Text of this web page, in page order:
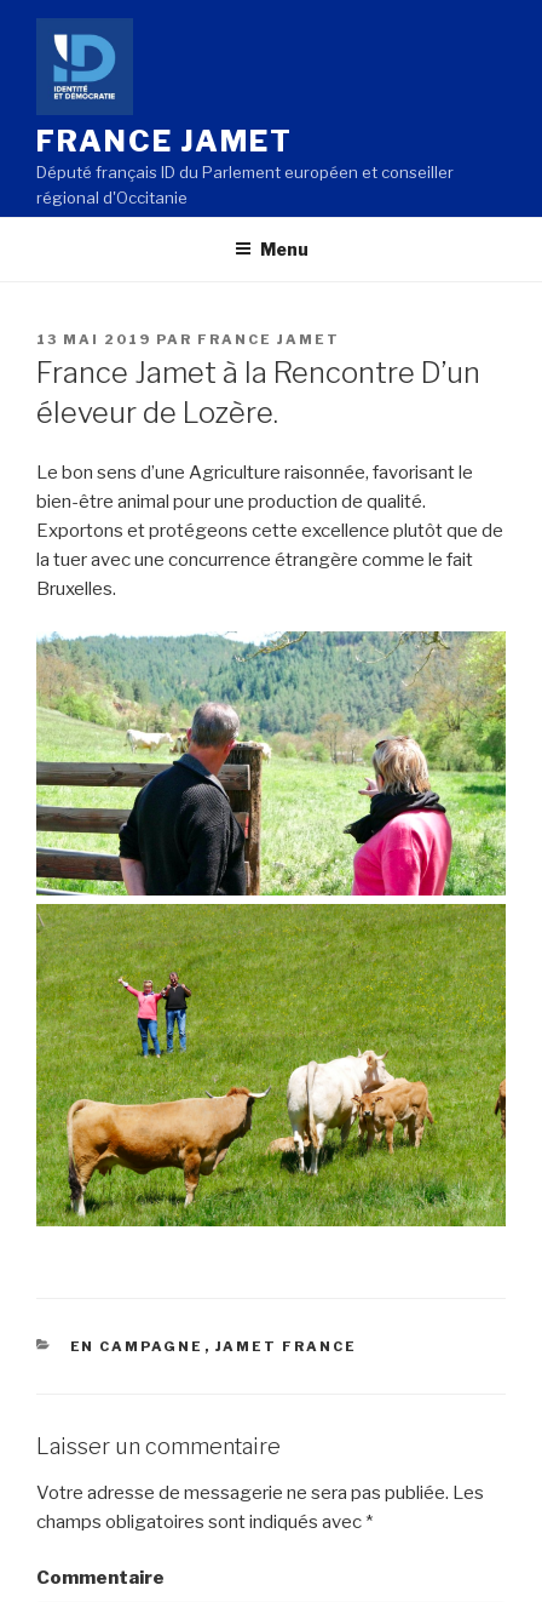
Aller
contenu
principal
FRANCE JAMET
Député français ID du Parlement européen et conseiller
régional d'Occitanie
Menu
PUBLIÉ
LE
13 MAI 2019 PAR FRANCE JAMET
France Jamet à la Rencontre D’un
éleveur de Lozère.
Le bon sens d’une Agriculture raisonnée, favorisant le
bien-être animal pour une production de qualité.
Exportons et protégeons cette excellence plutôt que de
la tuer avec une concurrence étrangère comme le fait
Bruxelles.
CATÉGORIES
EN CAMPAGNE , JAMET FRANCE
Laisser un commentaire
Votre adresse de messagerie ne sera pas publiée. Les
champs obligatoires sont indiqués avec *
Commentaire